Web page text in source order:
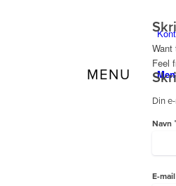
Feel
Din
Navn *
E-mail